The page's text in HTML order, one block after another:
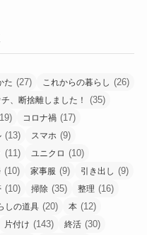
た (27) これからの暮らし (26)
チ、断捨離しました！ (35)
コロナ禍 (17)
(13) スマホ (9)
(11) ユニクロ (10)
(10) 家事服 (9) 引き出し (9)
(10) 掃除 (35) 整理 (16)
しの道具 (20) 本 (12)
片付け (143) 終活 (30)